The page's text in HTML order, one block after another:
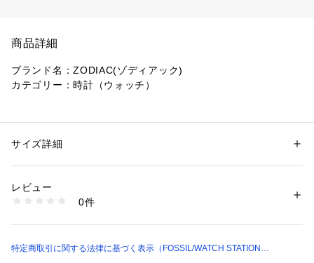
商品詳細
ブランド名：ZODIAC(ゾディアック)
カテゴリー：時計（ウォッチ）
た、SUPER SEA WOLF。ブラックのマットなダイヤルと、ブ
素材：ステンレススチール／レザー
ラグ幅：20mm
性別：メンズ
素材：ステンレススチール/レザー
商品番号：
ZO9413 （ショップ）
サイズ詳細
レビュー
0件
特定商取引に関する法律に基づく表示（FOSSIL/WATCH STATION